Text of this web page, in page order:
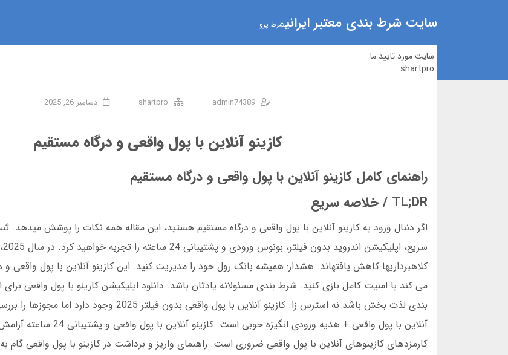
سایت شرط بندی معتبر ایرانیشرط پرو
سایت مورد تایید ما
shartpro
admin74389
shartpro دسامبر 26, 2025
کازینو آنلاین با پول واقعی و درگاه مستقیم
راهنمای کامل کازینو آنلاین با پول واقعی و درگاه مستقیم
TL;DR / خلاصه سریع
اگر دنبال ورود به کازینو آنلاین با پول واقعی و درگاه مستقیم هستید، این مقاله همه نکات را پوشش میدهد.
کلاهبرداریها کاهش یافتهاند. هشدار: همیشه بانک رول خود را مدیریت کنید. این کازینو آنلاین با پول واقعی
می کند با امنیت کامل بازی کنید. شرط بندی مسئولانه یادتان باشد. دانلود اپلیکیشن کازینو با پول واقعی
بندی لذت بخش باشد نه استرس زا. کازینو آنلاین با پول واقعی بدون
آنلاین با پول واقعی + هدیه ورودی انگیزه
کارمزدهای کازینوهای آنلاین با پول واقعی ضروری است. راهنمای واریز و برداشت در کازینو با پول واقعی